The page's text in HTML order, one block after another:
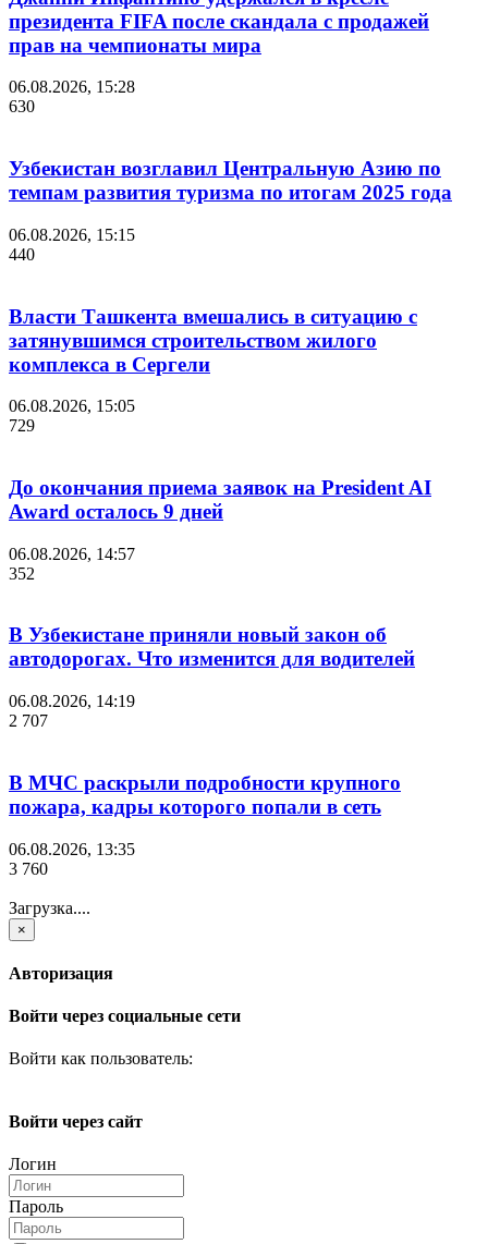
президента FIFA после скандала с продажей
прав на чемпионаты мира
06.08.2026, 15:28
630
Узбекистан возглавил Центральную Азию по
темпам развития туризма по итогам 2025 года
06.08.2026, 15:15
440
Власти Ташкента вмешались в ситуацию с
затянувшимся строительством жилого
комплекса в Сергели
06.08.2026, 15:05
729
До окончания приема заявок на President AI
Award осталось 9 дней
06.08.2026, 14:57
352
В Узбекистане приняли новый закон об
автодорогах. Что изменится для водителей
06.08.2026, 14:19
2 707
В МЧС раскрыли подробности крупного
пожара, кадры которого попали в сеть
06.08.2026, 13:35
3 760
Загрузка....
×
Авторизация
Войти через социальные сети
Войти как пользователь:
Войти через сайт
Логин
Пароль